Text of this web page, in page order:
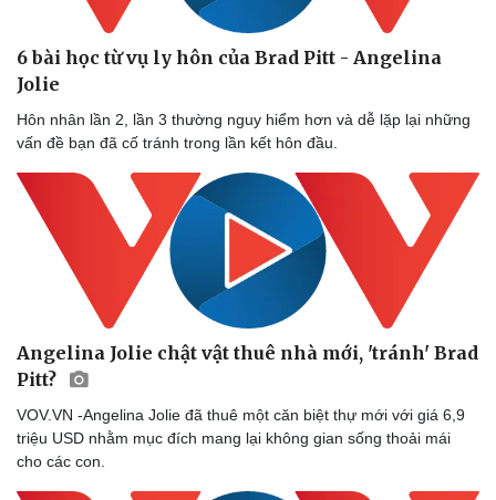
Sức khỏe
Dinh dưỡng - món ngon
Cây thuốc
Sản phụ khoa
Đời sống
Nhà đẹp
Tình yêu - Gia đình
6 bài học từ vụ ly hôn của Brad Pitt - Angelina
Jolie
Hôn nhân lần 2, lần 3 thường nguy hiểm hơn và dễ lặp lại những
vấn đề bạn đã cố tránh trong lần kết hôn đầu.
Angelina Jolie chật vật thuê nhà mới, 'tránh' Brad
Pitt?
VOV.VN -Angelina Jolie đã thuê một căn biệt thự mới với giá 6,9
triệu USD nhằm mục đích mang lại không gian sống thoải mái
cho các con.